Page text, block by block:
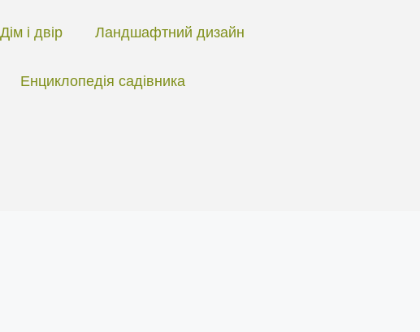
Дім і двір Ландшафтний дизайн
Енциклопедія садівника